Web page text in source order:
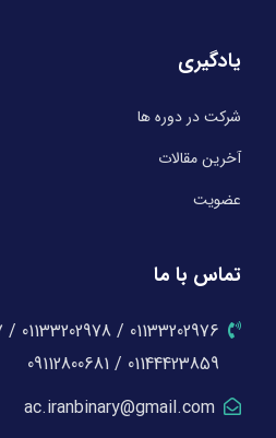
یادگیری
شرکت در دوره ها
آخرین مقالات
عضویت
تماس با ما
01144423859 / 09112800681
ac.iranbinary@gmail.com